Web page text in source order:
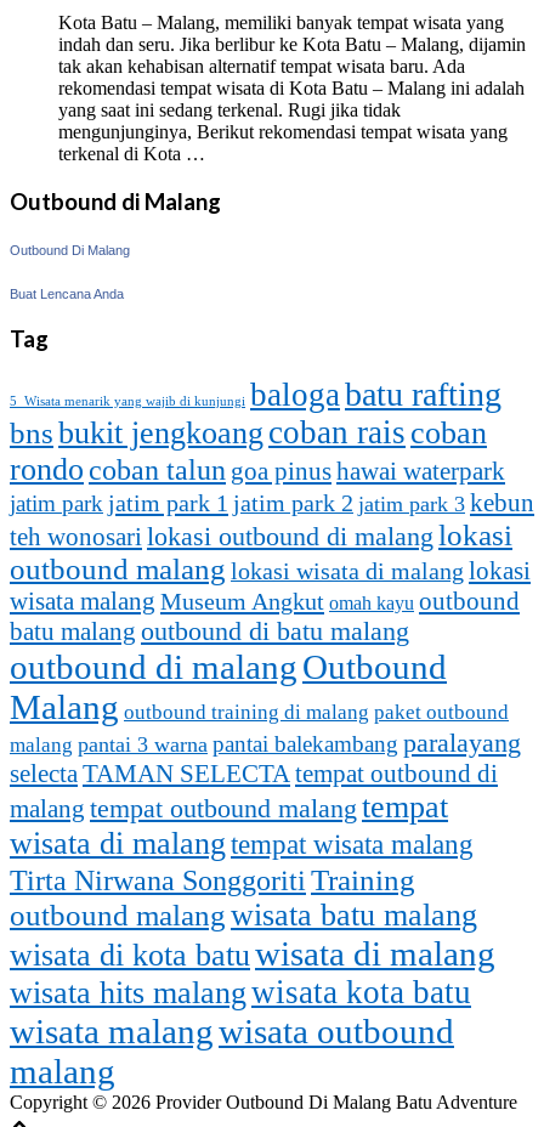
Kota Batu – Malang, memiliki banyak tempat wisata yang
indah dan seru. Jika berlibur ke Kota Batu – Malang, dijamin
tak akan kehabisan alternatif tempat wisata baru. Ada
rekomendasi tempat wisata di Kota Batu – Malang ini adalah
yang saat ini sedang terkenal. Rugi jika tidak
mengunjunginya, Berikut rekomendasi tempat wisata yang
terkenal di Kota …
Outbound di Malang
Outbound Di Malang
Buat Lencana Anda
Tag
5 Wisata menarik yang wajib di kunjungi balogabatu rafting
bnsbukit jengkoang coban rais coban
rondo coban talun goa pinushawai waterpark
jatim park jatim park 1 jatim park 2 jatim park 3 kebun
teh wonosarilokasi outbound di malang lokasi
outbound malang lokasi wisata di malang lokasi
wisata malang Museum Angkut omah kayu outbound
batu malang outbound di batu malang
outbound di malangOutbound
Malang outbound training di malang paket outbound
malang pantai 3 warna pantai balekambang paralayang
selectaTAMAN SELECTAtempat outbound di
malang tempat outbound malang tempat
wisata di malangtempat wisata malang
Tirta Nirwana Songgoriti Training
outbound malangwisata batu malang
wisata di kota batuwisata di malang
wisata hits malangwisata kota batu
wisata malangwisata outbound
malang
Copyright © 2026 Provider Outbound Di Malang Batu Adventure